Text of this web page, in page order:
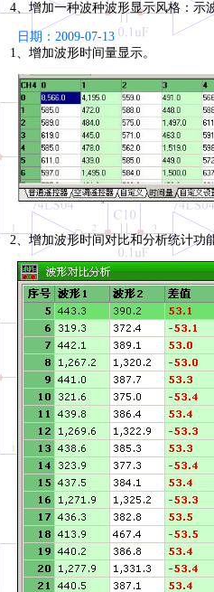
4、增加一种波种波形显示风格：示
日期：2009-07-13
1、增加波形时间量显示。
2、增加波形时间对比和分析统计功